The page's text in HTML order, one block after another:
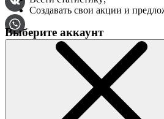
О сервисе
Создавать свои акции и
Выберите аккаунт